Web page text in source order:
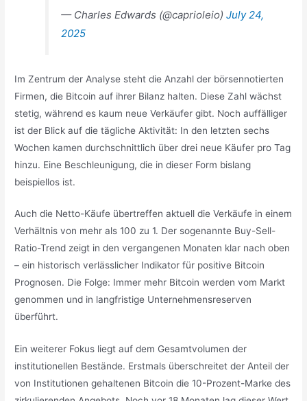
— Charles Edwards (@caprioleio)July 24,
2025
Im Zentrum der Analyse steht die Anzahl der börsennotierten
Firmen, die Bitcoin auf ihrer Bilanz halten. Diese Zahl wächst
stetig, während es kaum neue Verkäufer gibt. Noch auffälliger
ist der Blick auf die tägliche Aktivität: In den letzten sechs
Wochen kamen durchschnittlich über drei neue Käufer pro Tag
hinzu. Eine Beschleunigung, die in dieser Form bislang
beispiellos ist.
Auch die Netto-Käufe übertreffen aktuell die Verkäufe in einem
Verhältnis von mehr als 100 zu 1. Der sogenannte Buy-Sell-
Ratio-Trend zeigt in den vergangenen Monaten klar nach oben
– ein historisch verlässlicher Indikator für positive Bitcoin
Prognosen. Die Folge: Immer mehr Bitcoin werden vom Markt
genommen und in langfristige Unternehmensreserven
überführt.
Ein weiterer Fokus liegt auf dem Gesamtvolumen der
institutionellen Bestände. Erstmals überschreitet der Anteil der
von Institutionen gehaltenen Bitcoin die 10-Prozent-Marke des